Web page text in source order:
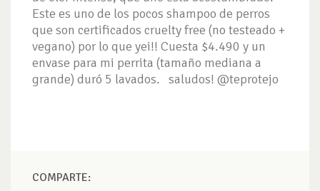
Este es uno de los pocos shampoo de perros
que son certificados cruelty free (no testeado +
vegano) por lo que yei!! Cuesta $4.490 y un
envase para mi perrita (tamaño mediana a
grande) duró 5 lavados. saludos! @teprotejo
COMPARTE: